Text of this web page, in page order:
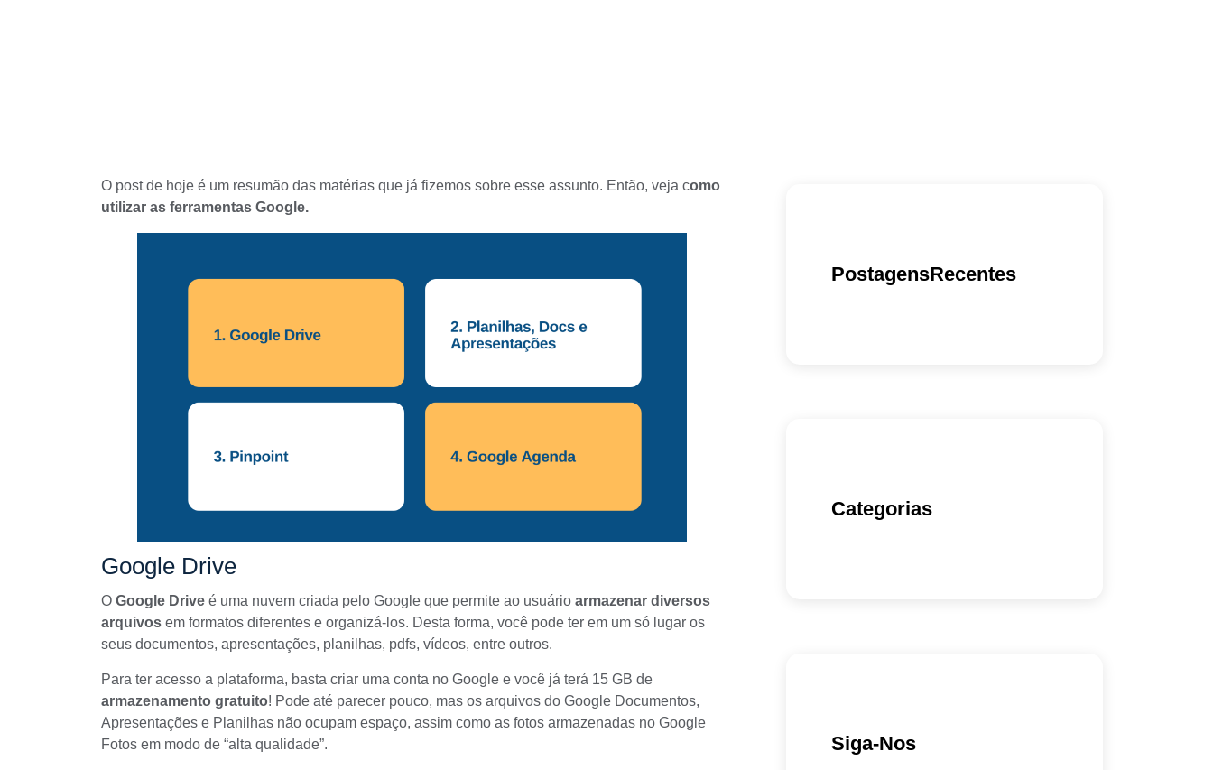
O post de hoje é um resumão das matérias que já fizemos sobre esse assunto. Então, veja como
utilizar as ferramentas Google.
Google Drive
O Google Drive é uma nuvem criada pelo Google que permite ao usuário armazenar diversos
arquivos em formatos diferentes e organizá-los. Desta forma, você pode ter em um só lugar os
seus documentos, apresentações, planilhas, pdfs, vídeos, entre outros.
Para ter acesso a plataforma, basta criar uma conta no Google e você já terá 15 GB de
armazenamento gratuito! Pode até parecer pouco, mas os arquivos do Google Documentos,
Apresentações e Planilhas não ocupam espaço, assim como as fotos armazenadas no Google
Fotos em modo de “alta qualidade”.
PostagensRecentes
Categorias
Siga-Nos